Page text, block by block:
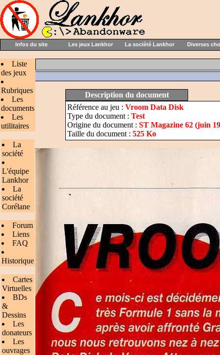
Infos du site Les jeux Lankhor La société Lankhor Diverses
Liste
des jeux
Rubriques
Les
documents
Les
utilitaires
La
société
L'équipe
Lankhor
La
société
Corélane
Forum
Liens
FAQ
Historique
Cartes
Virtuelles
BDs
&
Dessins
Les
donateurs
Les
ouvrages
Description du document
Référence au jeu : Vroom Data Disk
Type du document : Test
Origine du document : ST Magazine 62 (juin
Taille du document : 525 Ko